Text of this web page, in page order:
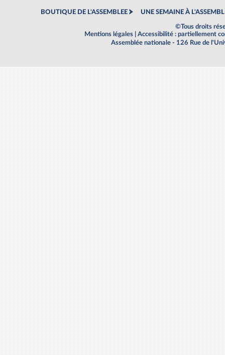
BOUTIQUE DE L'ASSEMBLEE UNE SEMAINE À
©Tous droits
Mentions légales
Accessibilité : partiellement
Assemblée nationale - 126 Rue de